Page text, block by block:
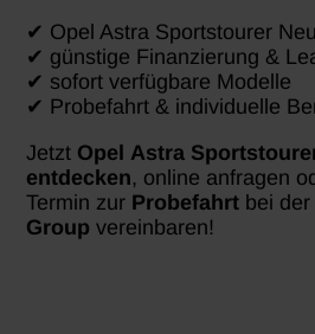
✔ Opel Astra Sportstourer
✔ günstige Finanzierung &
✔ sofort verfügbare Modelle
✔ Probefahrt & individuelle
Jetzt Opel Astra
entdecken, online anfragen
Termin zur Probefahrt bei
Group vereinbaren!